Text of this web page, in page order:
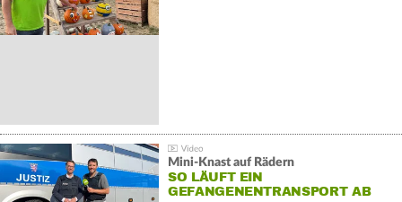
Mini-Knast auf Rädern
SO LÄUFT EIN
GEFANGENENTRANSPORT AB